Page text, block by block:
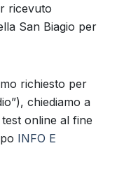
ricevuto
San Biagio per
richiesto per
chiediamo a
online al fine
INFO E